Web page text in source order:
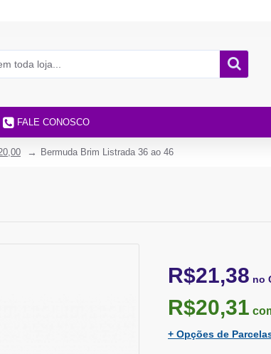
FALE CONOSCO
Bermuda Brim Listrada 36 ao 46
R$21,38 no
R$20,31
+ Opções de